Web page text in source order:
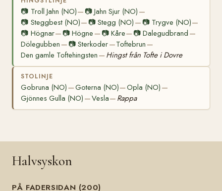
📷 Troll Jahn (NO)— 📷Jahn Sjur (NO) —
📷 Steggbest (NO)— 📷Stegg (NO) — 📷 Trygve (NO)—
📷 Högnar— 📷Högne — 📷 Kåre— 📷 Dalegudbrand —
Dölegubben — 📷Sterkoder—Toftebrun —
Den gamle Toftehingsten — Hingst från Tofte i Dovre
STOLINJE
Gobruna (NO) —Goterna (NO)—Opla (NO) —
Gjönnes Gulla (NO) —Vesla— Rappa
Halvsyskon
PÅ FADERSIDAN (200)